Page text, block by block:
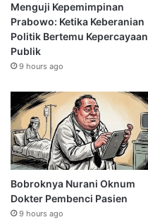
Menguji Kepemimpinan
Prabowo: Ketika Keberanian
Politik Bertemu Kepercayaan
Publik
9 hours ago
Bobroknya Nurani Oknum
Dokter Pembenci Pasien
9 hours ago